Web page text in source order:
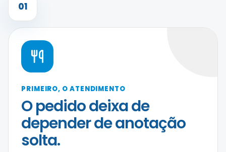
01
PRIMEIRO, O ATENDIMENTO
O pedido deixa de
depender de anotação
solta.